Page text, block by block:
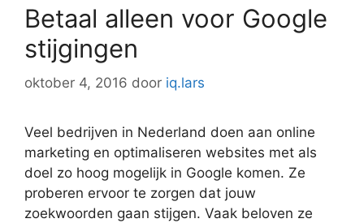
Betaal alleen voor Google
stijgingen
oktober 4, 2016 door iq.lars
Veel bedrijven in Nederland doen aan online
marketing en optimaliseren websites met als
doel zo hoog mogelijk in Google komen. Ze
proberen ervoor te zorgen dat jouw
zoekwoorden gaan stijgen. Vaak beloven ze